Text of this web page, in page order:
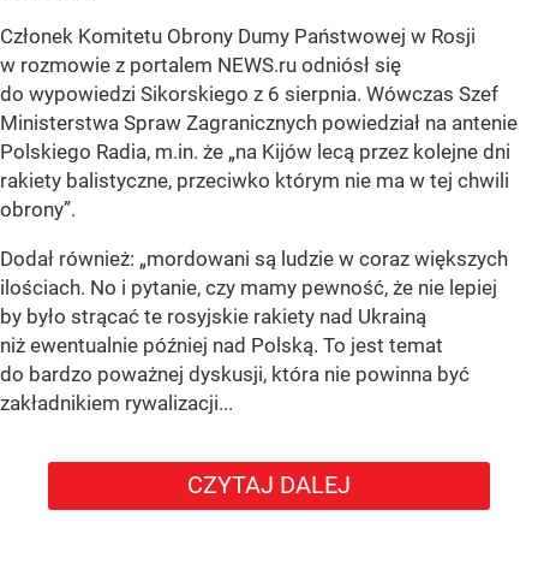
Członek Komitetu Obrony Dumy Państwowej w Rosji
w rozmowie z portalem NEWS.ru odniósł się
do wypowiedzi Sikorskiego z 6 sierpnia. Wówczas Szef
Ministerstwa Spraw Zagranicznych powiedział na antenie
Polskiego Radia, m.in. że „na Kijów lecą przez kolejne dni
rakiety balistyczne, przeciwko którym nie ma w tej chwili
obrony”.
Dodał również: „mordowani są ludzie w coraz większych
ilościach. No i pytanie, czy mamy pewność, że nie lepiej
by było strącać te rosyjskie rakiety nad Ukrainą
niż ewentualnie później nad Polską. To jest temat
do bardzo poważnej dyskusji, która nie powinna być
zakładnikiem rywalizacji...
CZYTAJ DALEJ